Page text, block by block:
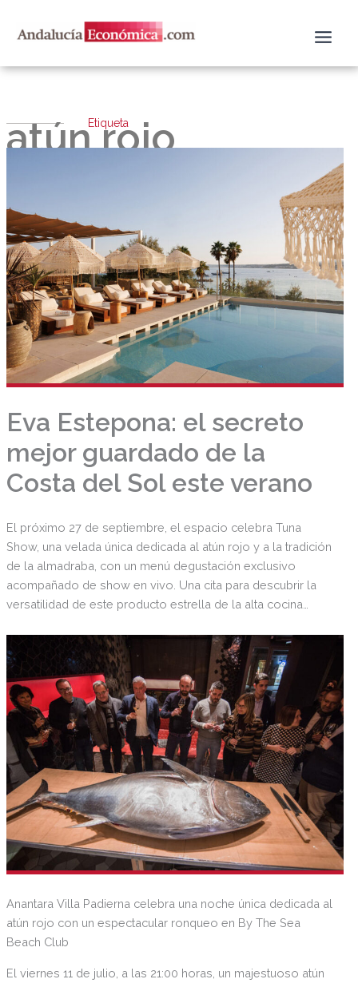
Etiqueta
atún rojo
Eva Estepona: el secreto
mejor guardado de la
Costa del Sol este verano
El próximo 27 de septiembre, el espacio celebra Tuna
Show, una velada única dedicada al atún rojo y a la tradición
de la almadraba, con un menú degustación exclusivo
acompañado de show en vivo. Una cita para descubrir la
versatilidad de este producto estrella de la alta cocina
el sashimi hasta el chuletón de atún a la parrilla.
Anantara Villa Padierna celebra una noche única dedicada al
atún rojo con un espectacular ronqueo en By The Sea
Beach Club
El viernes 11 de julio, a las 21:00 horas, un majestuoso atún